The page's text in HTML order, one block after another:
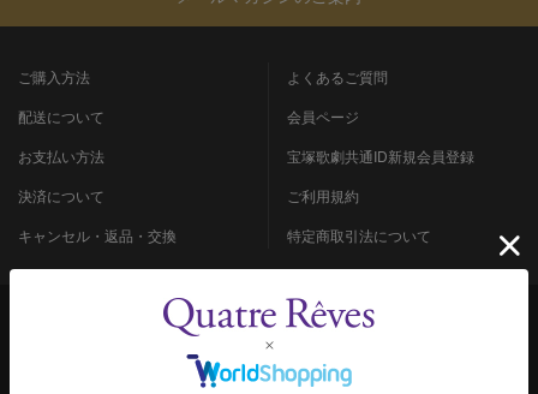
ご購入方法
配送について
お支払い方法
決済について
キャンセル・返品・交換
よくあるご質問
会員ページ
宝塚歌劇共通ID新規会員登録
ご利用規約
特定商取引法について